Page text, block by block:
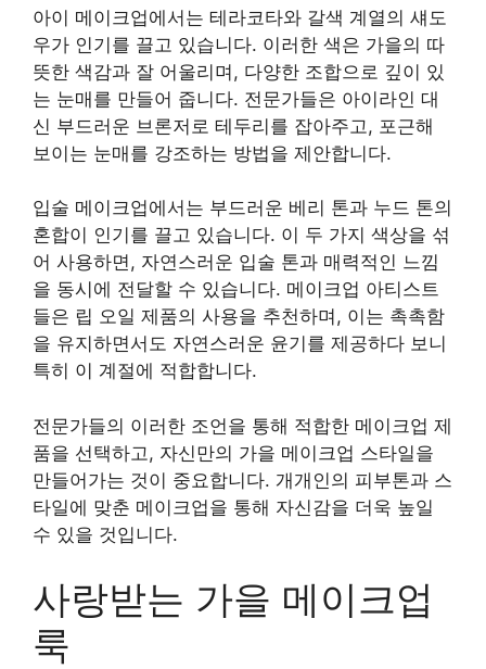
아이 메이크업에서는 테라코타와 갈색 계열의 섀도
우가 인기를 끌고 있습니다. 이러한 색은 가을의 따
뜻한 색감과 잘 어울리며, 다양한 조합으로 깊이 있
는 눈매를 만들어 줍니다. 전문가들은 아이라인 대
신 부드러운 브론저로 테두리를 잡아주고, 포근해
보이는 눈매를 강조하는 방법을 제안합니다.
입술 메이크업에서는 부드러운 베리 톤과 누드 톤의
혼합이 인기를 끌고 있습니다. 이 두 가지 색상을 섞
어 사용하면, 자연스러운 입술 톤과 매력적인 느낌
을 동시에 전달할 수 있습니다. 메이크업 아티스트
들은 립 오일 제품의 사용을 추천하며, 이는 촉촉함
을 유지하면서도 자연스러운 윤기를 제공하다 보니
특히 이 계절에 적합합니다.
전문가들의 이러한 조언을 통해 적합한 메이크업 제
품을 선택하고, 자신만의 가을 메이크업 스타일을
만들어가는 것이 중요합니다. 개개인의 피부톤과 스
타일에 맞춘 메이크업을 통해 자신감을 더욱 높일
수 있을 것입니다.
사랑받는 가을 메이크업
룩